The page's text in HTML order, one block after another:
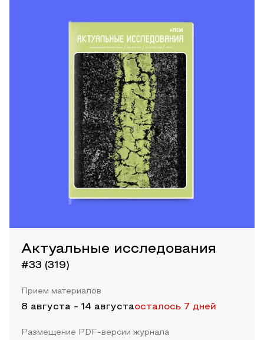
Актуальные исследования
#33 (319)
Прием материалов
8 августа - 14 августаосталось 7 дней
Размещение PDF-версии журнала